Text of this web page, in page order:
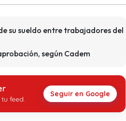
su sueldo entre trabajadores del
según Cadem
feed.
Seguir en Google